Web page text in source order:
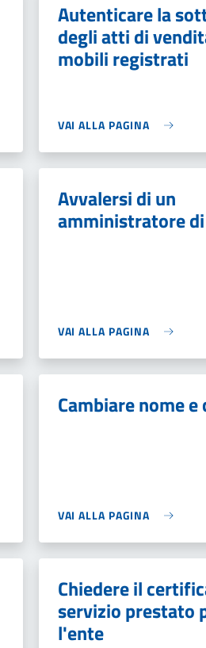
Autenticare la
degli atti di
mobili registrati
VAI ALLA PAGINA
Avvalersi di un
amministratore
VAI ALLA PAGINA
Cambiare nome
VAI ALLA PAGINA
Chiedere il
servizio prestato
l'ente